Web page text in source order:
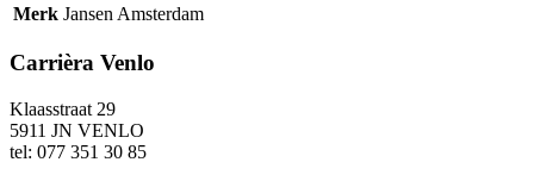
Merk Jansen Amsterdam
Carrièra Venlo
Klaasstraat 29
5911 JN VENLO
tel: 077 351 30 85